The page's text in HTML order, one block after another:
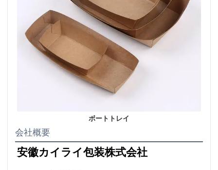
ボートトレイ
会社概要
安徽カイライ包装株式会社